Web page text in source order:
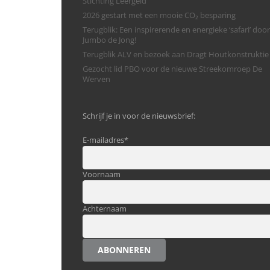
2026 gestart met een mooie CO₂ besparing
Terugblik: Een inspirerende en energieke ‘safari’ door
Jumbo de Jong!
Terugblik ALV en bezoek aan Dragt Houtkonstruktie
Gezocht lid PBO voor de nieuwe Streekomroep De
Werven
Schrijf je in voor de nieuwsbrief:
E-mailadres*
Voornaam
Achternaam
ABONNEREN